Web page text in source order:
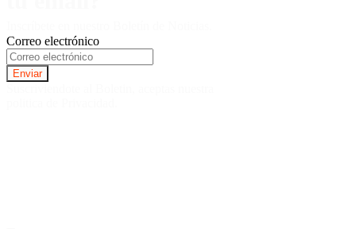
Correo electrónico